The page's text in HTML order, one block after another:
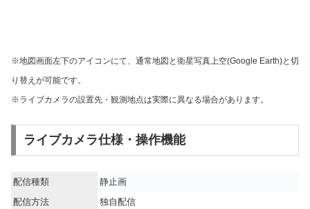
※地図画面左下のアイコンにて、通常地図と衛星写真上空(Google Earth)と切
り替えが可能です。
※ライブカメラの設置先・観測地点は実際に異なる場合があります。
ライブカメラ仕様・操作機能
配信種類
静止画
配信方法
独自配信